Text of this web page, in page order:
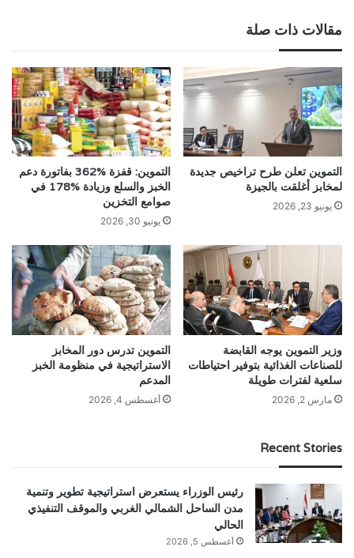
مقالات ذات صلة
التموين تعلن طرح تراخيص جديدة
لمخابز أغلقت بالجيزة
يونيو 23, 2026
التموين: قفزة %362 بفاتورة دعم
الخبز والسلع وزيادة %178 في
صوامع التخزين
يونيو 30, 2026
وزير التموين يوجه القابضة
للصناعات الغذائية بتوفير احتياطات
سلعية لفترات طويلة
مارس 2, 2026
التموين تدرس دور المخابز
الاستراتيجية في منظومة الخبز
المدعم
أغسطس 4, 2026
Recent Stories
رئيس الوزراء يستعرض استراتيجية تطوير وتنمية
مدن الساحل الشمالي الغربي والموقف التنفيذي
الحالي
أغسطس 5, 2026